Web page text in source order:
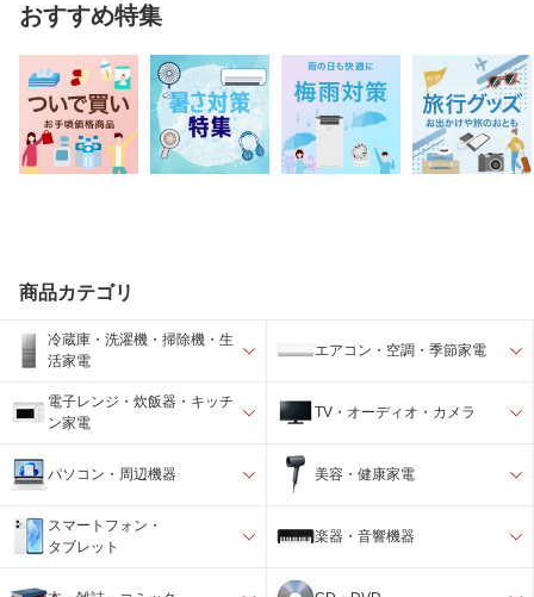
おすすめ特集
商品カテゴリ
冷蔵庫・洗濯機・掃除機・生
活家電
エアコン・空調・季節家電
電子レンジ・炊飯器・キッチ
ン家電
TV・オーディオ・カメラ
パソコン・周辺機器 美容・健康家電
スマートフォン・
タブレット
楽器・音響機器